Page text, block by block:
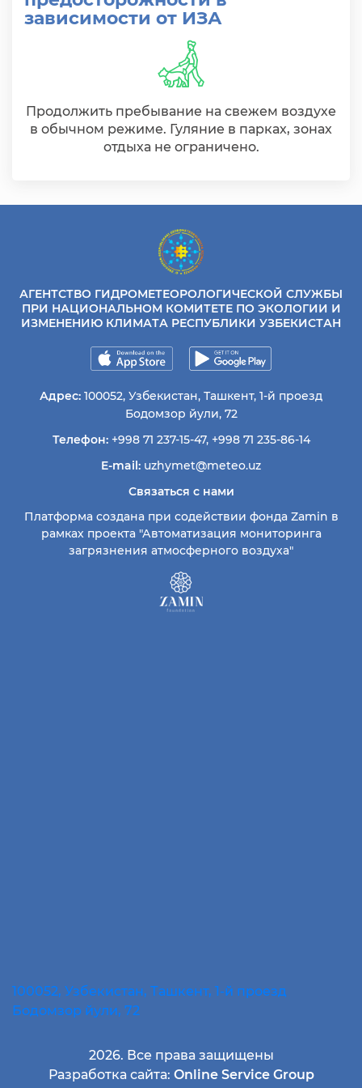
зависимости от ИЗА
Продолжить пребывание на свежем воздухе
в обычном режиме. Гуляние в парках, зонах
отдыха не ограничено.
АГЕНТСТВО ГИДРОМЕТЕОРОЛОГИЧЕСКОЙ СЛУЖБЫ
ПРИ НАЦИОНАЛЬНОМ КОМИТЕТЕ ПО ЭКОЛОГИИ И
ИЗМЕНЕНИЮ КЛИМАТА РЕСПУБЛИКИ УЗБЕКИСТАН
Адрес: 100052, Узбекистан, Ташкент, 1-й проезд
Бодомзор йули, 72
Телефон: +998 71 237-15-47, +998 71 235-86-14
E-mail: uzhymet@meteo.uz
Связаться с нами
Платформа создана при содействии фонда Zamin в
рамках проекта "Автоматизация мониторинга
загрязнения атмосферного воздуха"
100052, Узбекистан, Ташкент, 1-й проезд
Бодомзор йули, 72
2026. Все права защищены
Разработка сайта: Online Service Group